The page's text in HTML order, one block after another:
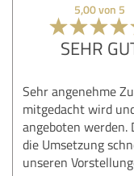
5,00 von 5
SEHR
Sehr angenehme
mitgedacht wird
angeboten
die Umsetzung
unseren